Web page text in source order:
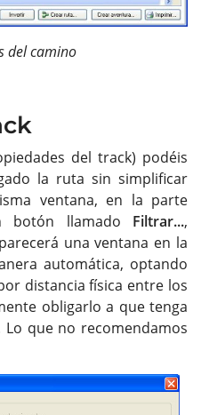
del camino
del track) podéis
la ruta sin simplificar
ventana, en la parte
botón llamado Filtrar...,
una ventana en la
automática, optando
distancia física entre los
obligarlo a que tenga
que no recomendamos